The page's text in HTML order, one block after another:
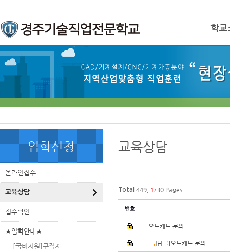
인
바
가
기
내
용
로
바
가
링
크
메
인
뉴
학교
본
문
내
용
하
위
메
뉴
입학신청
온라인접수
교육상담
접수확인
★입학안내★
[국비지원]구직자
링
크
본
문
교육상담
Total 449, 1/30 Pages
오토캐드 문의
[답글]오토캐드 문의